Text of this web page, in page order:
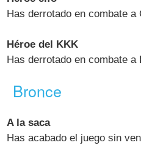
Has derrotado en combate a
Héroe del KKK
Has derrotado en combate
Bronce
A la saca
Has acabado el juego sin